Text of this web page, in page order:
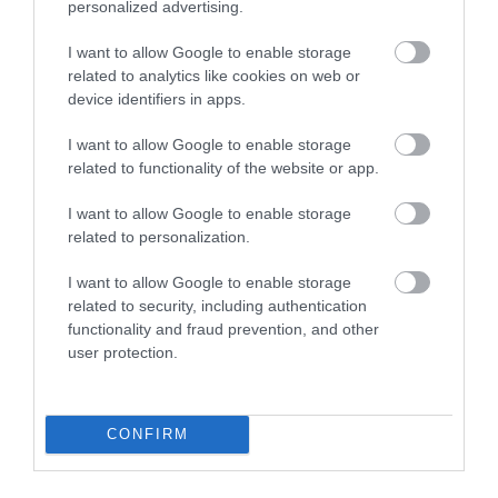
personalized advertising.
I want to allow Google to enable storage
related to analytics like cookies on web or
device identifiers in apps.
I want to allow Google to enable storage
related to functionality of the website or app.
I want to allow Google to enable storage
related to personalization.
I want to allow Google to enable storage
related to security, including authentication
functionality and fraud prevention, and other
user protection.
CONFIRM
az országban. A telt ház közeli
állapot és a személyzet
vendégmarasztaló
kedvessége, figyelmessége is
rászolgált a jó hangulatra. A
felszolgálás precíz és pontos.
Kedvezményes hétvégéktől
függetlenül is ajánlom ezt a kis
kulináris élvezetek terén sok
előkelőbb étteremmel felveszi
a versenyt.
helyszínéül választottuk a
Mókust.
A húsleves házi